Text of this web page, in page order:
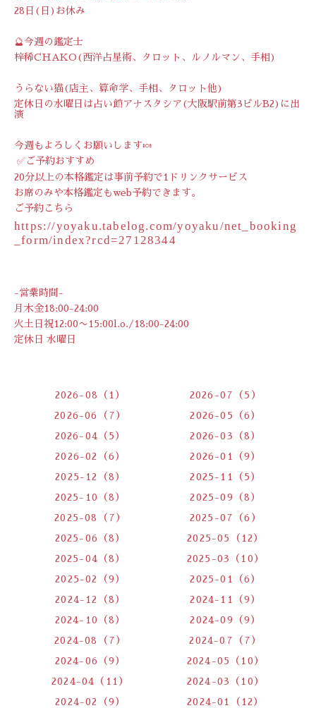
28日(日)お休み
🔮今週の鑑定士
梓稀CHAKO(西洋占星術、タロット、ルノルマン、手相)
うらない猫(店主、算命学、手相、タロット他)
定休日の水曜日は占い館アナスタシア(大阪駅前第3ビルB2)に出
演
今週もよろしくお願いします🍬
✅ご予約おすすめ
20分以上の本格鑑定は事前予約で1ドリンクサービス
お席のみや本格鑑定もweb予約できます。
ご予約こちら
https://yoyaku.tabelog.com/yoyaku/net_booking
_form/index?rcd=27128344
-営業時間-
月木金18:00-24:00
火土日祝12:00〜15:00l.o./18:00-24:00
定休日 水曜日
2026-08（1） 2026-07（5）
2026-06（7） 2026-05（6）
2026-04（5） 2026-03（8）
2026-02（6） 2026-01（9）
2025-12（8） 2025-11（5）
2025-10（8） 2025-09（8）
2025-08（7） 2025-07（6）
2025-06（8） 2025-05（12）
2025-04（8） 2025-03（10）
2025-02（9） 2025-01（6）
2024-12（8） 2024-11（9）
2024-10（8） 2024-09（9）
2024-08（7） 2024-07（7）
2024-06（9） 2024-05（10）
2024-04（11） 2024-03（10）
2024-02（9） 2024-01（12）